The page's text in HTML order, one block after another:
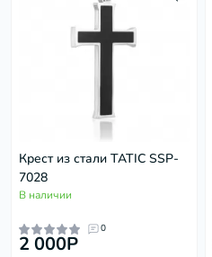
Крест из стали TATIC SSP-
7028
В наличии
0
2 000P